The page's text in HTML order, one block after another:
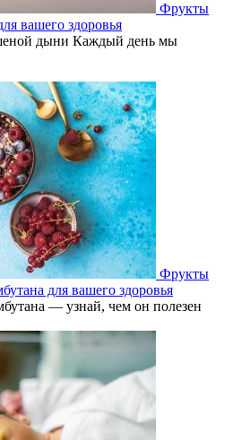
Фрукты
вашего здоровья
дыни Каждый день мы
Фрукты
для вашего здоровья
— узнай, чем он полезен